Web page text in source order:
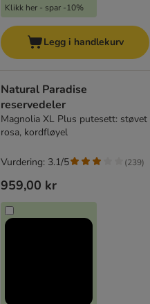
Klikk her - spar -10%
Legg i handlekurv
Natural Paradise
reservedeler
Magnolia XL Plus putesett: støvet
rosa, kordfløyel
959,00 kr
Vurdering: 3.1/5 (239)